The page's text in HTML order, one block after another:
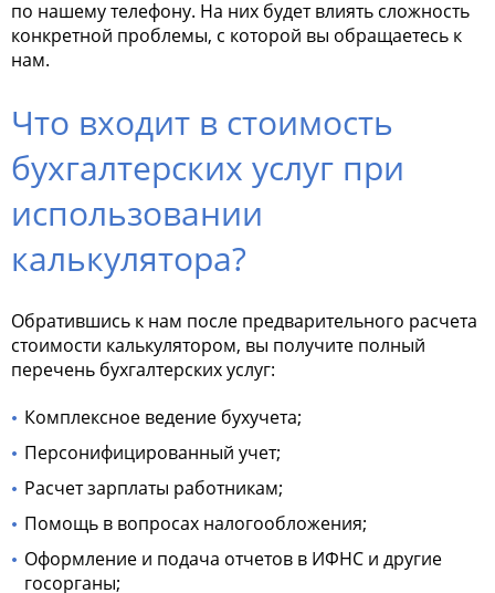
по нашему телефону. На них будет влиять сложность
конкретной проблемы, с которой вы обращаетесь к
нам.
Что входит в стоимость
бухгалтерских услуг при
использовании
калькулятора?
Обратившись к нам после предварительного расчета
стоимости калькулятором, вы получите полный
перечень бухгалтерских услуг:
Комплексное ведение бухучета;
Персонифицированный учет;
Расчет зарплаты работникам;
Помощь в вопросах налогообложения;
Оформление и подача отчетов в ИФНС и другие
госорганы;